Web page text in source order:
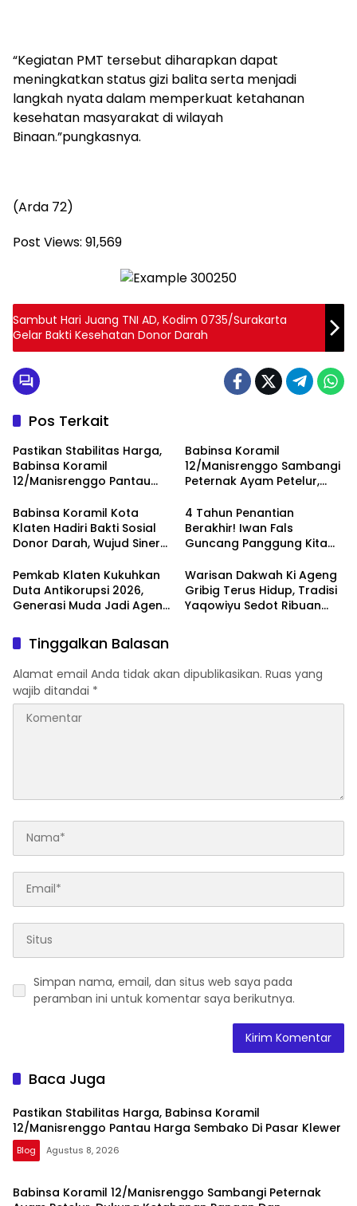
“Kegiatan PMT tersebut diharapkan dapat
meningkatkan status gizi balita serta menjadi
langkah nyata dalam memperkuat ketahanan
kesehatan masyarakat di wilayah
Binaan.”pungkasnya.
(Arda 72)
Post Views: 91,569
Sambut Hari Juang TNI AD, Kodim 0735/Surakarta
Gelar Bakti Kesehatan Donor Darah
Pos Terkait
Pastikan Stabilitas Harga,
Babinsa Koramil
12/Manisrenggo Pantau
Klewer
Babinsa Koramil
12/Manisrenggo Sambangi
Peternak Ayam Petelur,
Dan Perekonomian Warga
Babinsa Koramil Kota
Klaten Hadiri Bakti Sosial
Donor Darah, Wujud Sinergi
Ketersediaan Stok Darah
4 Tahun Penantian
Berakhir! Iwan Fals
Guncang Panggung Kita
Ayolah Mulai
Pemkab Klaten Kukuhkan
Duta Antikorupsi 2026,
Generasi Muda Jadi Agen
Warisan Dakwah Ki Ageng
Gribig Terus Hidup, Tradisi
Yaqowiyu Sedot Ribuan
Tinggalkan Balasan
Alamat email Anda tidak akan dipublikasikan. Ruas yang
wajib ditandai *
Simpan nama, email, dan situs web saya pada
peramban ini untuk komentar saya berikutnya.
Baca Juga
Pastikan Stabilitas Harga, Babinsa Koramil
12/Manisrenggo Pantau Harga Sembako Di Pasar Klewer
Blog Agustus 8, 2026
Babinsa Koramil 12/Manisrenggo Sambangi Peternak